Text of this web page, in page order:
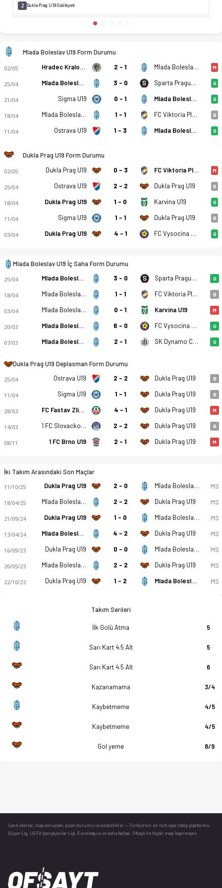
Mlada Boleslav U19 - Dukla Prag U19 5-1 bitti. Gol anları,
2 Dukla Prag U19 Galibiyeti
Mlada Boleslav U19 Form Durumu
02/05 Hradec Kralove U19 2 - 1 Mlada Boleslav U19 M
25/04 Mlada Boleslav U19 3 - 0 Sparta Prague U19 G
21/04 Sigma U19 0 - 1 Mlada Boleslav U19 G
18/04 Mlada Boleslav U19 1 - 1 FC Viktoria Plzen U19 B
11/04 Ostrava U19 1 - 3 Mlada Boleslav U19 G
Dukla Prag U19 Form Durumu
02/05 Dukla Prag U19 0 - 3 FC Viktoria Plzen U19 M
25/04 Ostrava U19 2 - 2 Dukla Prag U19 B
18/04 Dukla Prag U19 1 - 0 Karvina U19 G
11/04 Sigma U19 1 - 1 Dukla Prag U19 B
03/04 Dukla Prag U19 4 - 1 FC Vysocina Jihlava U19 G
Mlada Boleslav U19 İç Saha Form Durumu
25/04 Mlada Boleslav U19 3 - 0 Sparta Prague U19 G
18/04 Mlada Boleslav U19 1 - 1 FC Viktoria Plzen U19 B
03/04 Mlada Boleslav U19 0 - 1 Karvina U19 M
20/03 Mlada Boleslav U19 6 - 0 FC Vysocina Jihlava U19 G
07/03 Mlada Boleslav U19 2 - 1 SK Dynamo Ceske Budejovice U19 G
Dukla Prag U19 Deplasman Form Durumu
25/04 Ostrava U19 2 - 2 Dukla Prag U19 B
11/04 Sigma U19 1 - 1 Dukla Prag U19 B
28/03 FC Fastav Zlin U19 4 - 1 Dukla Prag U19 M
14/03 1 FC Slovacko U19 2 - 2 Dukla Prag U19 B
08/11 1 FC Brno U19 2 - 1 Dukla Prag U19 M
İki Takım Arasındaki Son Maçlar
11/10/25 Dukla Prag U19 2 - 0 Mlada Boleslav U19 MS
18/04/25 Mlada Boleslav U19 2 - 2 Dukla Prag U19 MS
21/09/24 Dukla Prag U19 1 - 0 Mlada Boleslav U19 MS
13/04/24 Mlada Boleslav U19 4 - 2 Dukla Prag U19 MS
16/09/23 Dukla Prag U19 0 - 0 Mlada Boleslav U19 MS
20/05/23 Mlada Boleslav U19 2 - 2 Dukla Prag U19 MS
22/10/22 Dukla Prag U19 1 - 2 Mlada Boleslav U19 MS
Takım Serileri
İlk Golü Atma 5
Sarı Kart 4.5 Alt 5
Sarı Kart 4.5 Alt 6
Kazanamama 3/4
Kaybetmeme 4/5
Kaybetmeme 4/5
Gol yeme 8/9
Canlı skorlar , maç sonuçları, puan durumu ve istatistikler — Türkiye’nin en hızlı spor takip platformu.
Süper Lig, UEFA Şampiyonlar Ligi, Euroleague ve daha fazlası. Ofsayt ile hiçbir maçı kaçırmayın.